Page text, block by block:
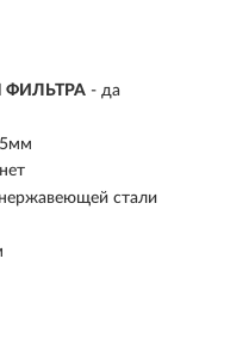
- да
нет
стали